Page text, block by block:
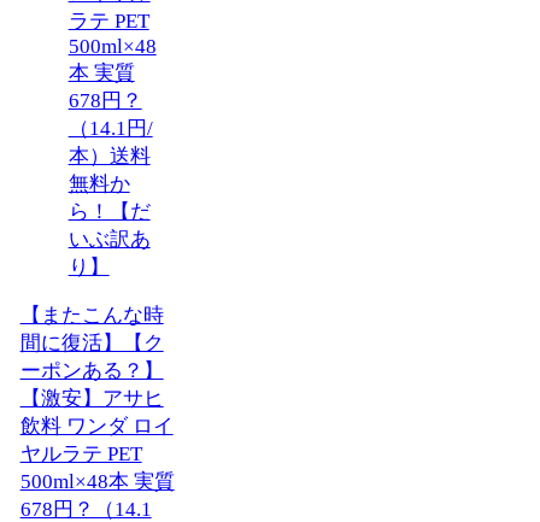
【またこんな時
間に復活】【ク
ーポンある？】
【激安】アサヒ
飲料 ワンダ ロイ
ヤルラテ PET
500ml×48本 実質
678円？（14.1